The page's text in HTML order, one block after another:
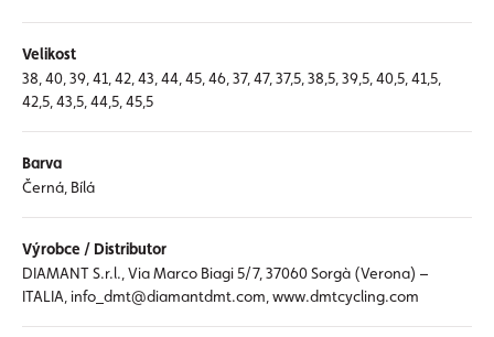
Velikost
38, 40, 39, 41, 42, 43, 44, 45, 46, 37, 47, 37,5, 38,5, 39,5, 40,5, 41,5,
42,5, 43,5, 44,5, 45,5
Barva
Černá, Bílá
Výrobce / Distributor
DIAMANT S.r.l., Via Marco Biagi 5/7, 37060 Sorgà (Verona) –
ITALIA, info_dmt@diamantdmt.com, www.dmtcycling.com